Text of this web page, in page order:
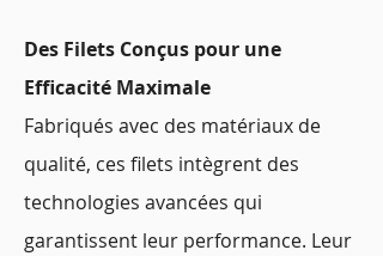
Des Filets Conçus pour une
Efficacité Maximale
Fabriqués avec des matériaux de
qualité, ces filets intègrent des
technologies avancées qui
garantissent leur performance. Leur